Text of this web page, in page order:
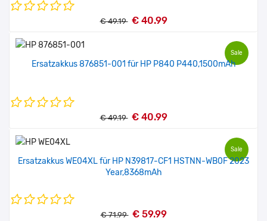
€ 49.19 € 40.99
Sale
Ersatzakkus 876851-001 für HP P840 P440,1500mAh
€ 49.19 € 40.99
Sale
Ersatzakkus WE04XL für HP N39817-CF1 HSTNN-WB0F 2023
Year,8368mAh
€ 71.99 € 59.99